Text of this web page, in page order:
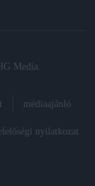
Media
médiaajánló
nyilatkozat